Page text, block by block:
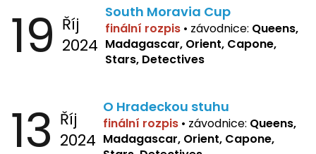
19 Říj
2024
South Moravia Cup
finální rozpis • závodnice: Queens,
Madagascar, Orient, Capone,
Stars, Detectives
13 Říj
2024
O Hradeckou stuhu
finální rozpis • závodnice: Queens,
Madagascar, Orient, Capone,